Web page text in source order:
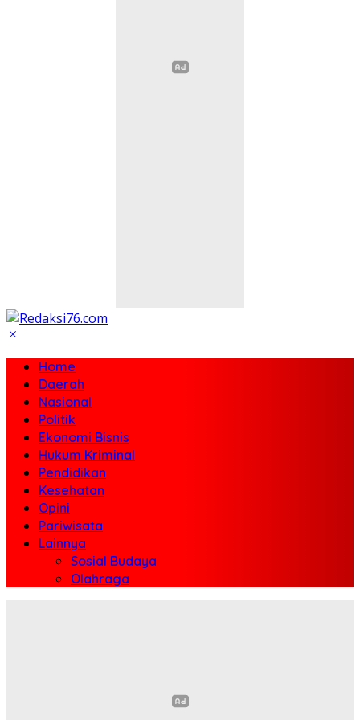
Home
Daerah
Nasional
Politik
Ekonomi Bisnis
Hukum Kriminal
Pendidikan
Kesehatan
Opini
Pariwisata
Lainnya
Sosial Budaya
Olahraga